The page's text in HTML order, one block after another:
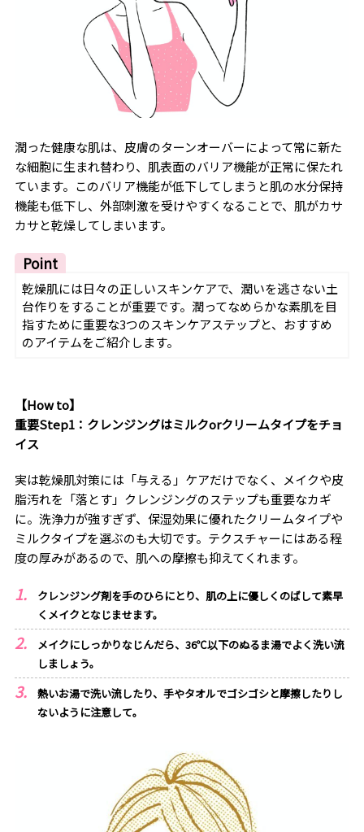
潤った健康な肌は、皮膚のターンオーバーによって常に新た
な細胞に生まれ替わり、肌表面のバリア機能が正常に保たれ
ています。このバリア機能が低下してしまうと肌の水分保持
機能も低下し、外部刺激を受けやすくなることで、肌がカサ
カサと乾燥してしまいます。
Point
乾燥肌には日々の正しいスキンケアで、潤いを逃さない土
台作りをすることが重要です。潤ってなめらかな素肌を目
指すために重要な3つのスキンケアステップと、おすすめ
のアイテムをご紹介します。
【How to】
重要Step1：クレンジングはミルクorクリームタイプをチョ
イス
実は乾燥肌対策には「与える」ケアだけでなく、メイクや皮
脂汚れを「落とす」クレンジングのステップも重要なカギ
に。洗浄力が強すぎず、保湿効果に優れたクリームタイプや
ミルクタイプを選ぶのも大切です。テクスチャーにはある程
度の厚みがあるので、肌への摩擦も抑えてくれます。
クレンジング剤を手のひらにとり、肌の上に優しくのばして素早
くメイクとなじませます。
メイクにしっかりなじんだら、36℃以下のぬるま湯でよく洗い流
しましょう。
熱いお湯で洗い流したり、手やタオルでゴシゴシと摩擦したりし
ないように注意して。